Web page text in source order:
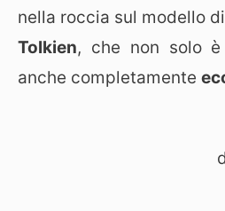
nella roccia sul modello
Tolkien, che non solo
anche completamente